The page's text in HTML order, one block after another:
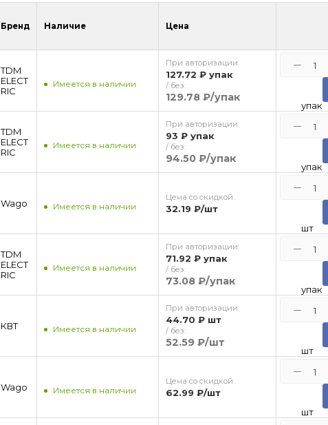
Бренд Наличие Цена
TDM
ЕLECT
RIC
Имеется в наличии
При авторизации:
127.72 ₽ упак
/ без:
129.78 ₽/упак
упак
TDM
ЕLECT
RIC
Имеется в наличии
При авторизации:
93 ₽ упак
/ без:
94.50 ₽/упак
упак
Wago Имеется в наличии
Цена со скидкой:
32.19 ₽/шт
шт
TDM
ЕLECT
RIC
Имеется в наличии
При авторизации:
71.92 ₽ упак
/ без:
73.08 ₽/упак
упак
КВТ Имеется в наличии
При авторизации:
44.70 ₽ шт
/ без:
52.59 ₽/шт
шт
Wago Имеется в наличии
Цена со скидкой:
62.99 ₽/шт
шт